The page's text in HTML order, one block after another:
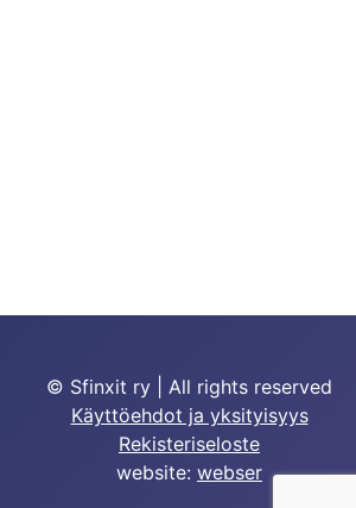
© Sfinxit ry | All rights reserved
Käyttöehdot ja yksityisyys
Rekisteriseloste
website: webser